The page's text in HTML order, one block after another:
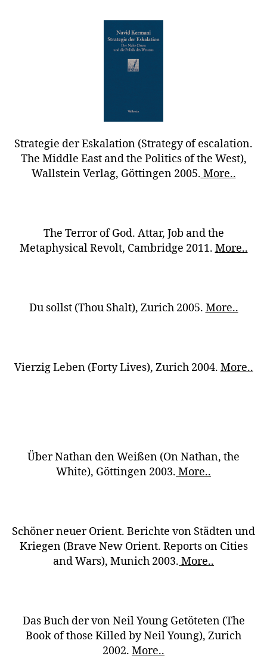
Strategie der Eskalation (Strategy of escalation.
The Middle East and the Politics of the West),
Wallstein Verlag, Göttingen 2005. More..
The Terror of God. Attar, Job and the
Metaphysical Revolt, Cambridge 2011. More..
Du sollst (Thou Shalt), Zurich 2005. More..
Vierzig Leben (Forty Lives), Zurich 2004. More..
Über Nathan den Weißen (On Nathan, the
White), Göttingen 2003. More..
Schöner neuer Orient. Berichte von Städten und
Kriegen (Brave New Orient. Reports on Cities
and Wars), Munich 2003. More..
Das Buch der von Neil Young Getöteten (The
Book of those Killed by Neil Young), Zurich
2002. More..